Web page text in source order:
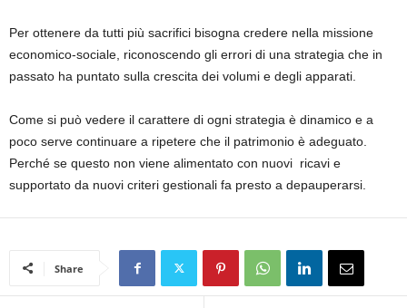
Per ottenere da tutti più sacrifici bisogna credere nella missione
economico-sociale, riconoscendo gli errori di una strategia che in
passato ha puntato sulla crescita dei volumi e degli apparati.
Come si può vedere il carattere di ogni strategia è dinamico e a
poco serve continuare a ripetere che il patrimonio è adeguato.
Perché se questo non viene alimentato con nuovi ricavi e
supportato da nuovi criteri gestionali fa presto a depauperarsi.
Share